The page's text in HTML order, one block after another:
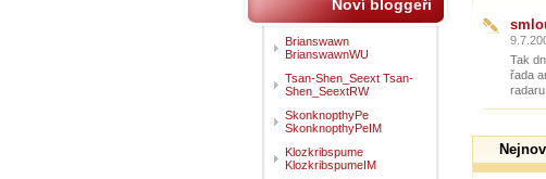
Tak
řada
radaru
Noví bloggeři
Brianswawn
BrianswawnWU
Tsan-Shen_Seext Tsan-
Shen_SeextRW
SkonknopthyPe
SkonknopthyPeIM
Klozkribspume
KlozkribspumeIM